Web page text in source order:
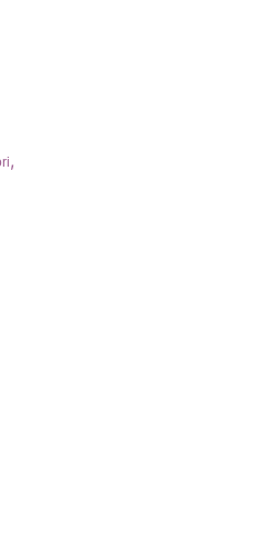
,